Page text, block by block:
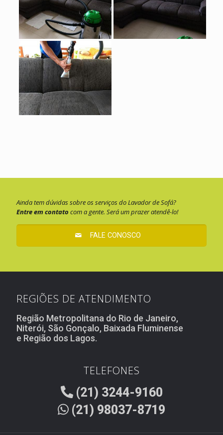
Ainda tem dúvidas sobre os serviços do Lavador de Sofá?
Entre em contato com a gente. Será um prazer atendê-lo!
FALE CONOSCO
REGIÕES DE ATENDIMENTO
Região Metropolitana do Rio de Janeiro,
Niterói, São Gonçalo, Baixada Fluminense
e Região dos Lagos.
TELEFONES
(21) 3244-9160
(21) 98037-8719